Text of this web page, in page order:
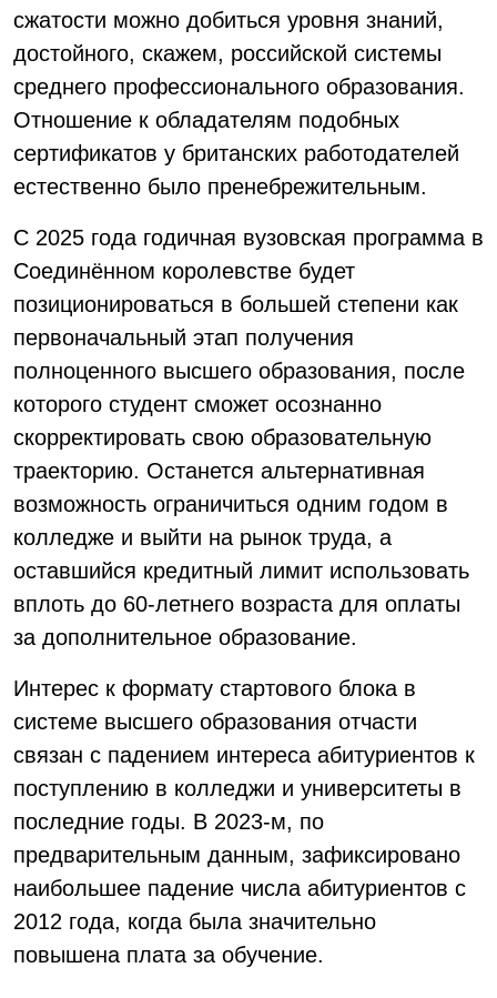
сжатости можно добиться уровня знаний,
достойного, скажем, российской системы
среднего профессионального образования.
Отношение к обладателям подобных
сертификатов у британских работодателей
естественно было пренебрежительным.
С 2025 года годичная вузовская программа в
Соединённом королевстве будет
позиционироваться в большей степени как
первоначальный этап получения
полноценного высшего образования, после
которого студент сможет осознанно
скорректировать свою образовательную
траекторию. Останется альтернативная
возможность ограничиться одним годом в
колледже и выйти на рынок труда, а
оставшийся кредитный лимит использовать
вплоть до 60-летнего возраста для оплаты
за дополнительное образование.
Интерес к формату стартового блока в
системе высшего образования отчасти
связан с падением интереса абитуриентов к
поступлению в колледжи и университеты в
последние годы. В 2023-м, по
предварительным данным, зафиксировано
наибольшее падение числа абитуриентов с
2012 года, когда была значительно
повышена плата за обучение.